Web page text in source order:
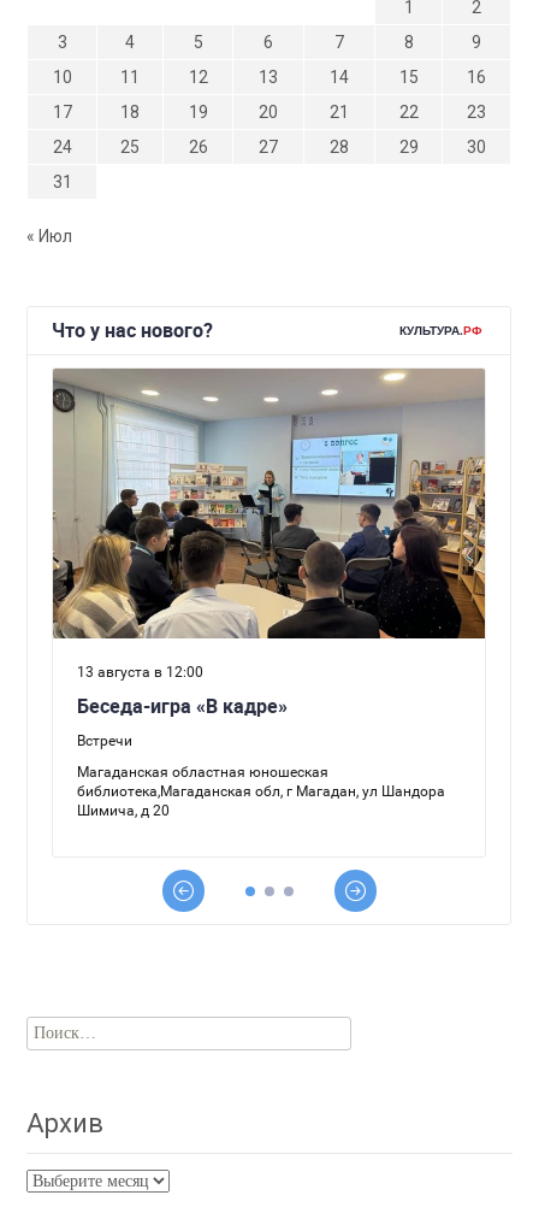
1
2
3
4 5 6 7 8
9
10
11 12 13 14 15
16
17
18 19 20 21 22
23
24
25 26 27 28 29
30
31
« Июл
Найти:
Архив
Архив